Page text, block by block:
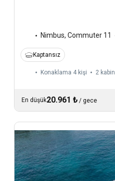
Nimbus, Commuter 11
Kaptansız
Konaklama 4 kişi 2 kabin
En düşük20.961 ₺ / gece